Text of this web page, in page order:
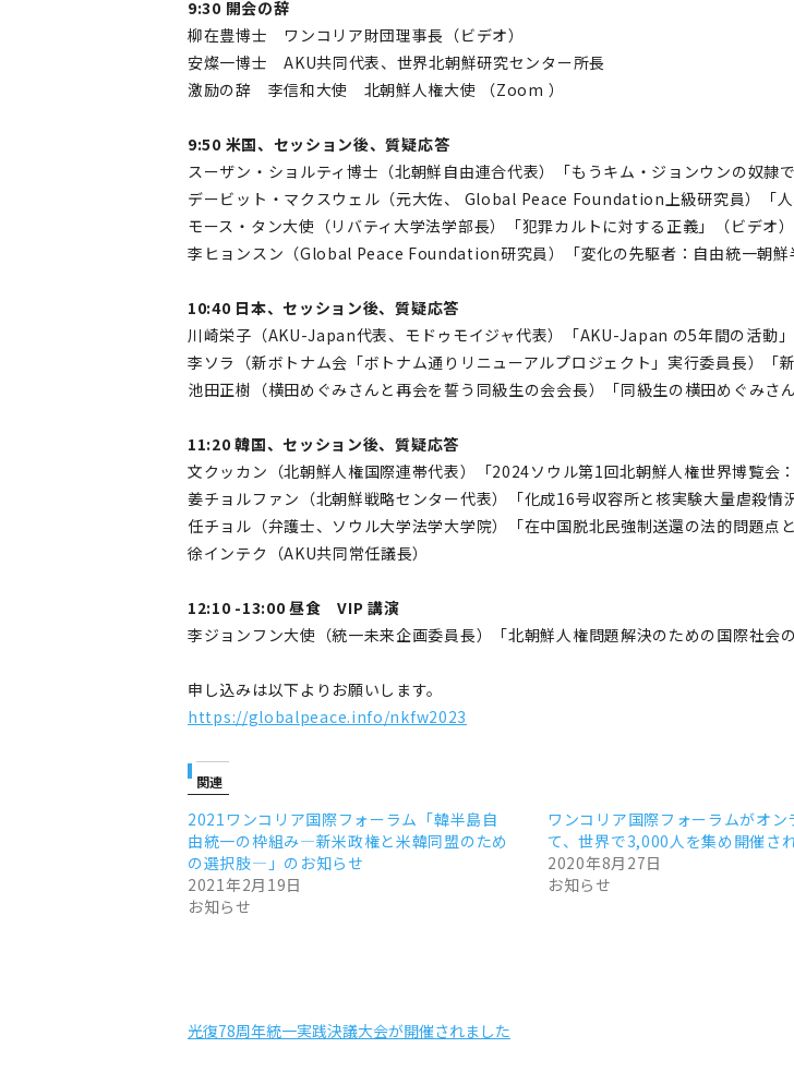
9:30 開会の辞
柳在豊博士 ワンコリア財団理事長（ビデオ）
安燦一博士 AKU共同代表、世界北朝鮮研究センター所長
激励の辞 李信和大使 北朝鮮人権大使 （Zoom ）
9:50 米国、セッション後、質疑応答
スーザン・ショルティ博士（北朝鮮自由連合代表）「もうキム・ジョンウンの奴隷
デービット・マクスウェル（元大佐、 Global Peace Foundation上級研究員）「
モース・タン大使（リバティ大学法学部長）「犯罪カルトに対する正義」（ビデオ）
李ヒョンスン（Global Peace Foundation研究員）「変化の先駆者：自由統一朝鮮
10:40 日本、セッション後、質疑応答
川崎栄子（AKU-Japan代表、モドゥモイジャ代表）「AKU-Japan の5年間の活動」
李ソラ（新ボトナム会「ボトナム通りリニューアルプロジェクト」実行委員長）「
池田正樹（横田めぐみさんと再会を誓う同級生の会会長）「同級生の横田めぐみさ
11:20 韓国、セッション後、質疑応答
文クッカン（北朝鮮人権国際連帯代表）「2024ソウル第1回北朝鮮人権世界博覧会：
姜チョルファン（北朝鮮戦略センター代表）「化成16号収容所と核実験大量虐殺情況
任チョル（弁護士、ソウル大学法学大学院）「在中国脱北民強制送還の法的問題点と
徐インテク（AKU共同常任議長）
12:10 -13:00 昼食 VIP 講演
李ジョンフン大使（統一未来企画委員長）「北朝鮮人権問題解決のための国際社会
申し込みは以下よりお願いします。
https://globalpeace.info/nkfw2023
関連
2021ワンコリア国際フォーラム「韓半島自
由統一の枠組み―新米政権と米韓同盟のため
の選択肢―」のお知らせ
2021年2月19日
お知らせ
ワンコリア国際フォーラムがオン
て、世界で3,000人を集め開催さ
2020年8月27日
お知らせ
光復78周年統一実践決議大会が開催されました